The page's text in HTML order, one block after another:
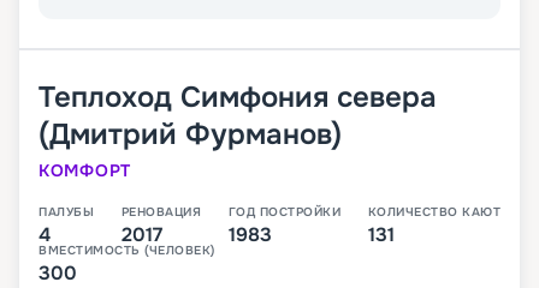
Теплоход Симфония севера
(Дмитрий Фурманов)
КОМФОРТ
ПАЛУБЫ
4
РЕНОВАЦИЯ
2017
ГОД ПОСТРОЙКИ
1983
КОЛИЧЕСТВО КАЮТ
131
ВМЕСТИМОСТЬ (ЧЕЛОВЕК)
300